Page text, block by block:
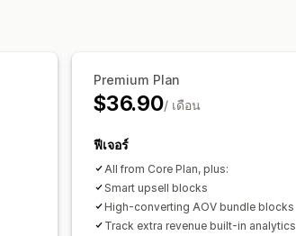
ตำแหน่งอัตโนมัติ
หน้าคอลเลกชัน
Premium Plan
$36.90/ เดือน
ฟีเจอร์
All from Core Plan, plus:
Smart upsell blocks
High-converting AOV bundle blocks
Track extra revenue built-in analytics